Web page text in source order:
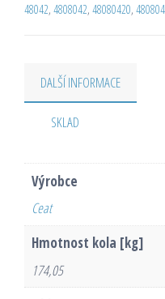
48042, 4808042, 48080420,
DALŠÍ INFORMACE
SKLAD
Výrobce
Ceat
Hmotnost kola [kg]
174,05